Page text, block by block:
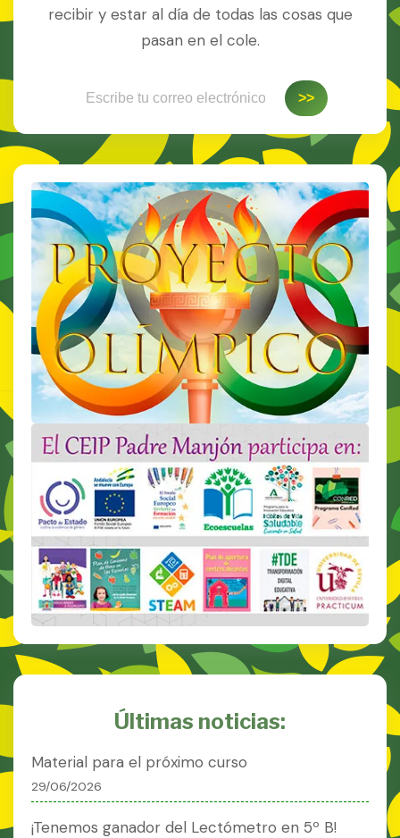
recibir y estar al día de todas las cosas que
pasan en el cole.
>>
Últimas noticias:
Material para el próximo curso
29/06/2026
¡Tenemos ganador del Lectómetro en 5º B!